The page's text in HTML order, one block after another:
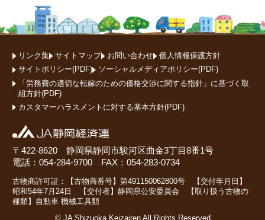
リンク集 サイトマップ お問い合わせ
個人情報保護方針
サイトポリシー(PDF)
ソーシャルメディアポリシー(PDF)
「労務費の適切な転嫁のための価格交渉に関する指針」に基づく取
組方針(PDF)
カスタマーハラスメントに対する基本方針(PDF)
〒422-8620 静岡県静岡市駿河区曲金3丁目8番1号
電話：054-284-9700 FAX：054-283-0734
古物商許可証：【古物商番号】第491150062800号 【交付年月日】
昭和54年7月24日 【交付者】静岡県公安委員会 【取り扱う古物の
種類】自動車 機械工具類
© JA Shizuoka Keizairen All Rights Reserved